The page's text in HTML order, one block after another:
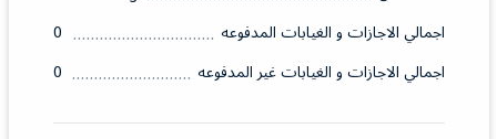
اجمالي الاجازات و الغيابات المدفوعه
0
اجمالي الاجازات و الغيابات غير المدفوعه
0